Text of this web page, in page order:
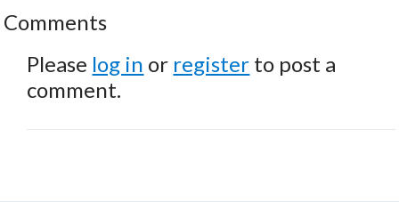
Comments
Please log in or register to post a
comment.